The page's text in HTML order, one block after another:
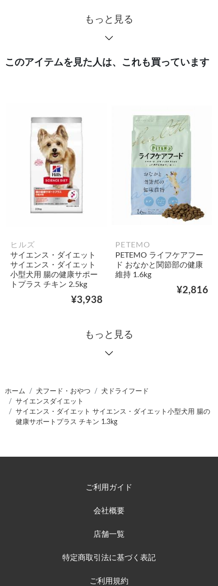
もっと見る
このアイテムを見た人は、これも買っています
ヒルズ
サイエンス・ダイエット
サイエンス・ダイエット
小型犬用 腸の健康サポー
トプラス チキン 2.5kg
¥3,938
PETEMO
PETEMO ライフケアフー
ド おなかと関節部の健康
維持 1.6kg
¥2,816
もっと見る
ホーム 犬フード・おやつ
犬ドライフード
サイエンスダイエット
サイエンス・ダイエット サイエンス・ダイエット小型犬用 腸の
健康サポートプラス チキン 1.3kg
ご利用ガイド
会社概要
店舗一覧
特定商取引法に基づく表記
ご利用規約